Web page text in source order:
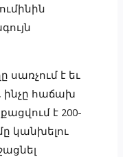
է եւ
ինչը հաճախ
է 200-
կանխելու